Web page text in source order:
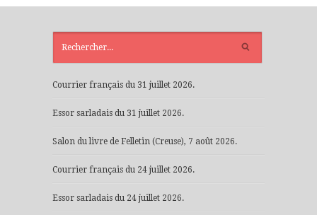
Courrier français du 31 juillet 2026.
Essor sarladais du 31 juillet 2026.
Salon du livre de Felletin (Creuse), 7 août 2026.
Courrier français du 24 juillet 2026.
Essor sarladais du 24 juillet 2026.